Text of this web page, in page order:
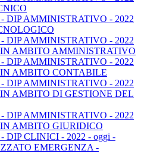
DIP AMMINISTRATIVO - 2022
DIP AMMINISTRATIVO - 2022
AMBITO AMMINISTRATIVO
DIP AMMINISTRATIVO - 2022
AMBITO CONTABILE
DIP AMMINISTRATIVO - 2022
AMBITO DI GESTIONE DEL
DIP AMMINISTRATIVO - 2022
AMBITO GIURIDICO
DIP CLINICI - 2022 - oggi -
EMERGENZA -